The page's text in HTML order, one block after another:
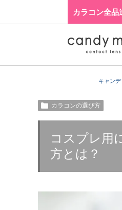
カラコン全品
キャン
カラコンの選び方
コスプレ用
方とは？
ログイン